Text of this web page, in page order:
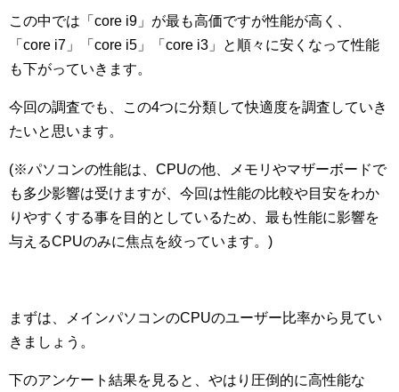
この中では「core i9」が最も高価ですが性能が高く、
「core i7」「core i5」「core i3」と順々に安くなって性能
も下がっていきます。
今回の調査でも、この4つに分類して快適度を調査していき
たいと思います。
(※パソコンの性能は、CPUの他、メモリやマザーボードで
も多少影響は受けますが、今回は性能の比較や目安をわか
りやすくする事を目的としているため、最も性能に影響を
与えるCPUのみに焦点を絞っています。)
まずは、メインパソコンのCPUのユーザー比率から見てい
きましょう。
下のアンケート結果を見ると、やはり圧倒的に高性能な